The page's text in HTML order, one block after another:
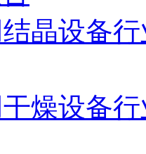
晶设备
燥设备